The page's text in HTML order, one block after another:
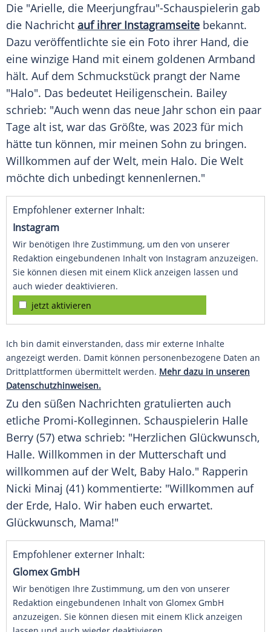
Die "Arielle, die Meerjungfrau"-Schauspielerin gab
die Nachricht auf ihrer Instagramseite bekannt.
Dazu veröffentlichte sie ein Foto ihrer Hand, die
eine winzige Hand mit einem goldenen Armband
hält. Auf dem Schmuckstück prangt der Name
"Halo". Das bedeutet Heiligenschein. Bailey
schrieb: "Auch wenn das neue Jahr schon ein paar
Tage alt ist, war das Größte, was 2023 für mich
hätte tun können, mir meinen Sohn zu bringen.
Willkommen auf der Welt, mein Halo. Die Welt
möchte dich unbedingt kennenlernen."
Empfohlener externer Inhalt:
Instagram
Wir benötigen Ihre Zustimmung, um den von unserer
Redaktion eingebundenen Inhalt von Instagram anzuzeigen.
Sie können diesen mit einem Klick anzeigen lassen und
auch wieder deaktivieren.
jetzt aktivieren
Ich bin damit einverstanden, dass mir externe Inhalte
angezeigt werden. Damit können personenbezogene Daten an
Drittplattformen übermittelt werden. Mehr dazu in unseren
Datenschutzhinweisen.
Zu den süßen Nachrichten gratulierten auch
etliche Promi-Kolleginnen. Schauspielerin Halle
Berry (57) etwa schrieb: "Herzlichen Glückwunsch,
Halle. Willkommen in der Mutterschaft und
willkommen auf der Welt, Baby Halo." Rapperin
Nicki Minaj (41) kommentierte: "Willkommen auf
der Erde, Halo. Wir haben euch erwartet.
Glückwunsch, Mama!"
Empfohlener externer Inhalt:
Glomex GmbH
Wir benötigen Ihre Zustimmung, um den von unserer
Redaktion eingebundenen Inhalt von Glomex GmbH
anzuzeigen. Sie können diesen mit einem Klick anzeigen